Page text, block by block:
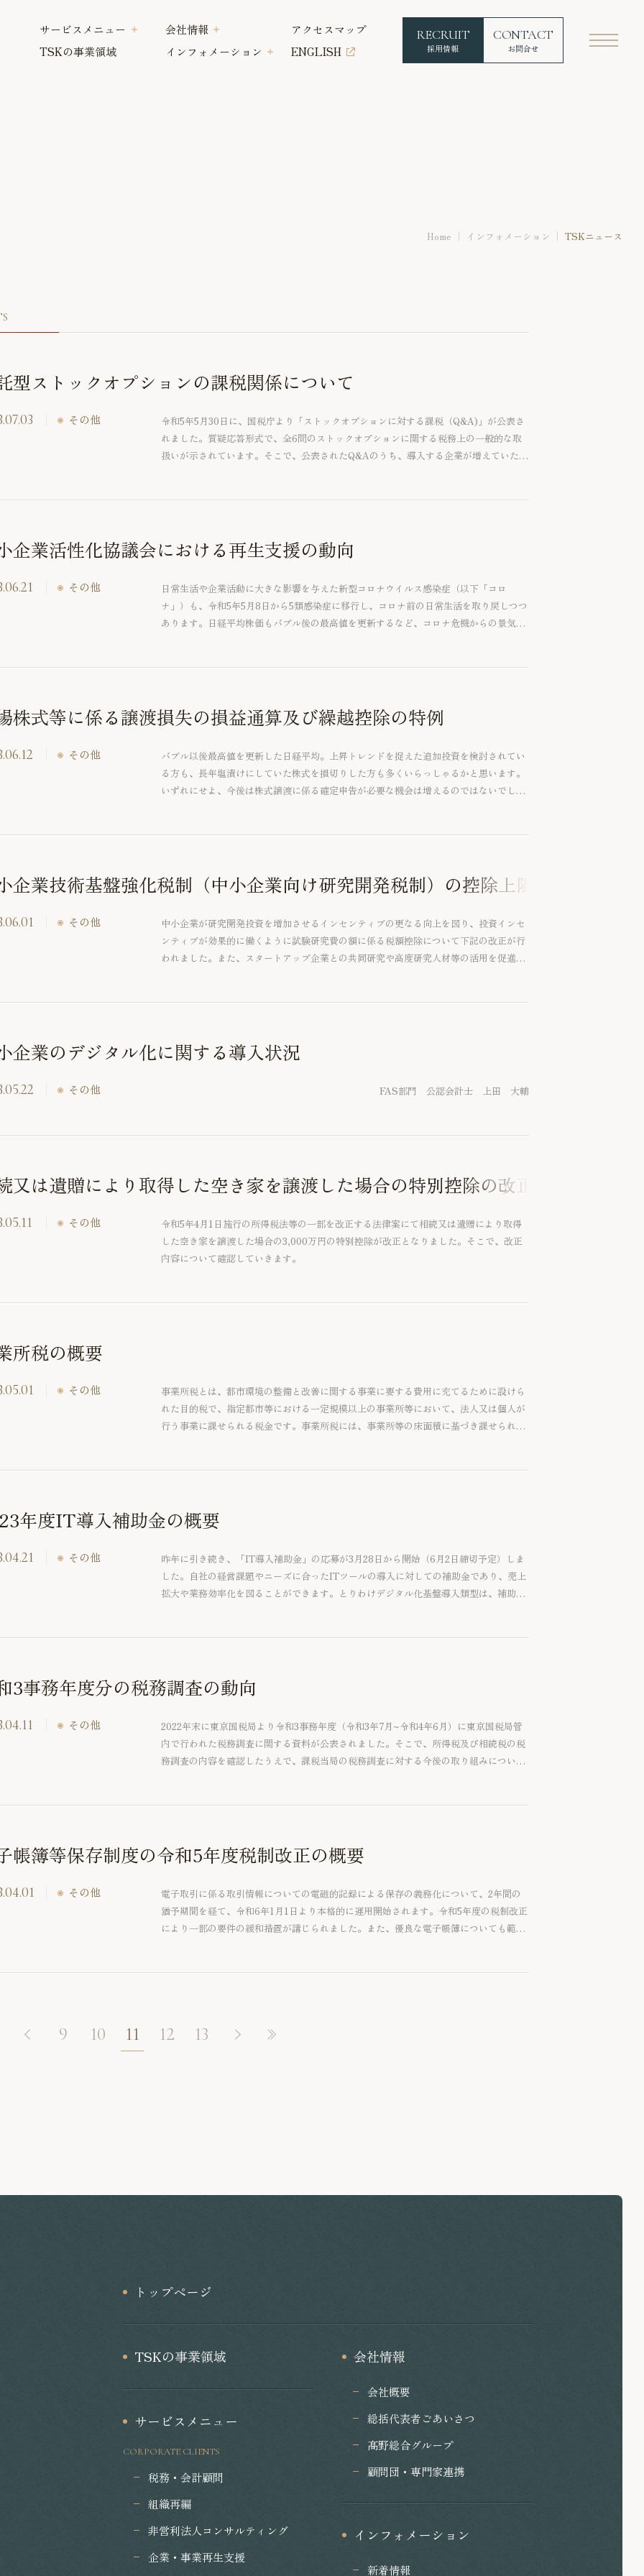
サービスメニュー 会社情報
アクセスマップ
TSKの事業領域
インフォメーション ENGLISH
RECRUIT
採用情報
CONTACT
お問合せ
Home インフォメーション TSKニュース
型ストックオプションの課税関係について
その他
令和5年5月30日に、国税庁より「ストックオプションに対する課税（Q&A)」が公表さ
れました。質疑応答形式で、全6問のストックオプションに関する税務上の一般的な取
扱いが示されています。そこで、公表されたQ&Aのうち、導入する企業が増えていた
企業活性化協議会における再生支援の動向
その他
日常生活や企業活動に大きな影響を与えた新型コロナウイルス感染症（以下「コロ
ナ」）も、令和5年5月8日から5類感染症に移行し、コロナ前の日常生活を取り戻しつつ
あります。日経平均株価もバブル後の最高値を更新するなど、コロナ危機からの景気回
向、再生支援メニューをご紹介します。
株式等に係る譲渡損失の損益通算及び繰越控除の特例
その他
バブル以後最高値を更新した日経平均。上昇トレンドを捉えた追加投資を検討されてい
る方も、長年塩漬けにしていた株式を損切りした方も多くいらっしゃるかと思います。
いずれにせよ、今後は株式譲渡に係る確定申告が必要な機会は増えるのではないでしょ
企業技術基盤強化税制（中小企業向け研究開発税制）の控除上限・控除率の
その他
中小企業が研究開発投資を増加させるインセンティブの更なる向上を図り、投資インセ
ンティブが効果的に働くように試験研究費の額に係る税額控除について下記の改正が行
われました。また、スタートアップ企業との共同研究や高度研究人材等の活用を促進す
企業のデジタル化に関する導入状況
その他 FAS部門 公認会計士 上田 大輔
又は遺贈により取得した空き家を譲渡した場合の特別控除の改正
その他
令和5年4月1日施行の所得税法等の一部を改正する法律案にて相続又は遺贈により取得
した空き家を譲渡した場合の3,000万円の特別控除が改正となりました。そこで、改正
内容について確認していきます。
所税の概要
その他
事業所税とは、都市環境の整備と改善に関する事業に要する費用に充てるために設けら
れた目的税で、指定都市等における一定規模以上の事業所等において、法人又は個人が
行う事業に課せられる税金です。事業所税には、事業所等の床面積に基づき課せられる
年度IT導入補助金の概要
その他
昨年に引き続き、「IT導入補助金」の応募が3月28日から開始（6月2日締切予定）しま
した。自社の経営課題やニーズに合ったITツールの導入に対しての補助金であり、売上
拡大や業務効率化を図ることができます。とりわけデジタル化基盤導入類型は、補助
3事務年度分の税務調査の動向
その他
2022年末に東京国税局より令和3事務年度（令和3年7月~令和4年6月）に東京国税局管
内で行われた税務調査に関する資料が公表されました。そこで、所得税及び相続税の税
務調査の内容を確認したうえで、課税当局の税務調査に対する今後の取り組みについて
帳簿等保存制度の令和5年度税制改正の概要
その他
電子取引に係る取引情報についての電磁的記録による保存の義務化について、2年間の
猶予期間を経て、令和6年1月1日より本格的に運用開始されます。令和5年度の税制改正
により一部の要件の緩和措置が講じられました。また、優良な電子帳簿についても範囲
9 10 11 12 13
トップページ
TSKの事業領域
サービスメニュー
CORPORATE CLIENTS
税務・会計顧問
組織再編
非営利法人コンサルティング
企業・事業再生支援
会社情報
会社概要
総括代表者ごあいさつ
髙野総合グループ
顧問団・専門家連携
インフォメーション
新着情報